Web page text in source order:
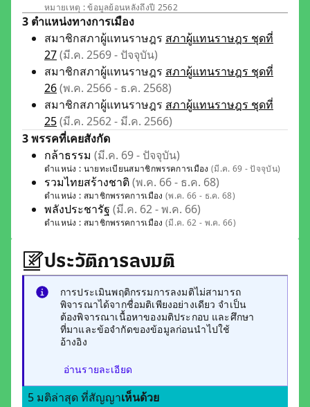
หมายเหตุ : ข้อมูลย้อนหลังถึงปี 2562
3 ตำแหน่งทางการเมือง
สมาชิกสภาผู้แทนราษฎร สภาผู้แทนราษฎร ชุดที่
27(มี.ค. 2569 - ปัจจุบัน)
สมาชิกสภาผู้แทนราษฎร สภาผู้แทนราษฎร ชุดที่
26(พ.ค. 2566 - ธ.ค. 2568)
สมาชิกสภาผู้แทนราษฎร สภาผู้แทนราษฎร ชุดที่
25(มี.ค. 2562 - มี.ค. 2566)
3 พรรคที่เคยสังกัด
กล้าธรรม (มี.ค. 69 - ปัจจุบัน)
ตำแหน่ง : นายทะเบียนสมาชิกพรรคการเมือง (มี.ค. 69 - ปัจจุบัน)
รวมไทยสร้างชาติ(พ.ค. 66 - ธ.ค. 68)
ตำแหน่ง : สมาชิกพรรคการเมือง(พ.ค. 66 - ธ.ค. 68)
พลังประชารัฐ (มี.ค. 62 - พ.ค. 66)
ตำแหน่ง : สมาชิกพรรคการเมือง(มี.ค. 62 - พ.ค. 66)
ประวัติการลงมติ
การประเมินพฤติกรรมการลงมติไม่สามารถ
พิจารณาได้จากชื่อมติเพียงอย่างเดียว จำเป็น
ต้องพิจารณาเนื้อหาของมติประกอบ และศึกษา
ที่มาและข้อจำกัดของข้อมูลก่อนนำไปใช้
อ้างอิง
อ่านรายละเอียด
5 มติล่าสุด ที่สัญญาเห็นด้วย